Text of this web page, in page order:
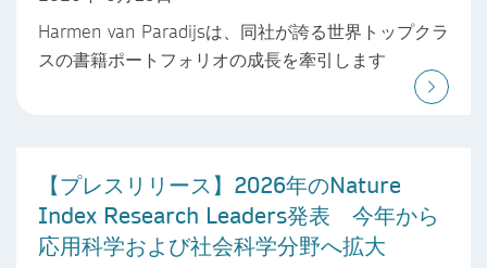
Harmen van Paradijsは、同社が誇る世界トップクラ
スの書籍ポートフォリオの成長を牽引します
【プレスリリース】2026年のNature
Index Research Leaders発表 今年から
応用科学および社会科学分野へ拡大